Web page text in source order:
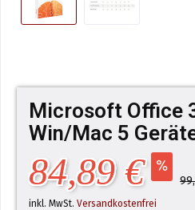
Microsoft Office
Win/Mac 5
84,89 €
inkl. MwSt. Versandkostenfrei